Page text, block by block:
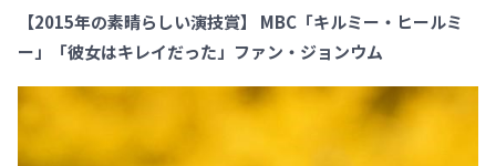
【2015年の素晴らしい演技賞】 MBC「キルミー・ヒールミ
ー」「彼女はキレイだった」ファン・ジョンウム